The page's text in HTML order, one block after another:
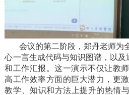
会议的第二阶段，郑丹老师为
心一言生成代码与知识图谱，以及
和工作汇报。这一演示不仅让教
高工作效率方面的巨大潜力，更
教学、知识和方法上提升的热情